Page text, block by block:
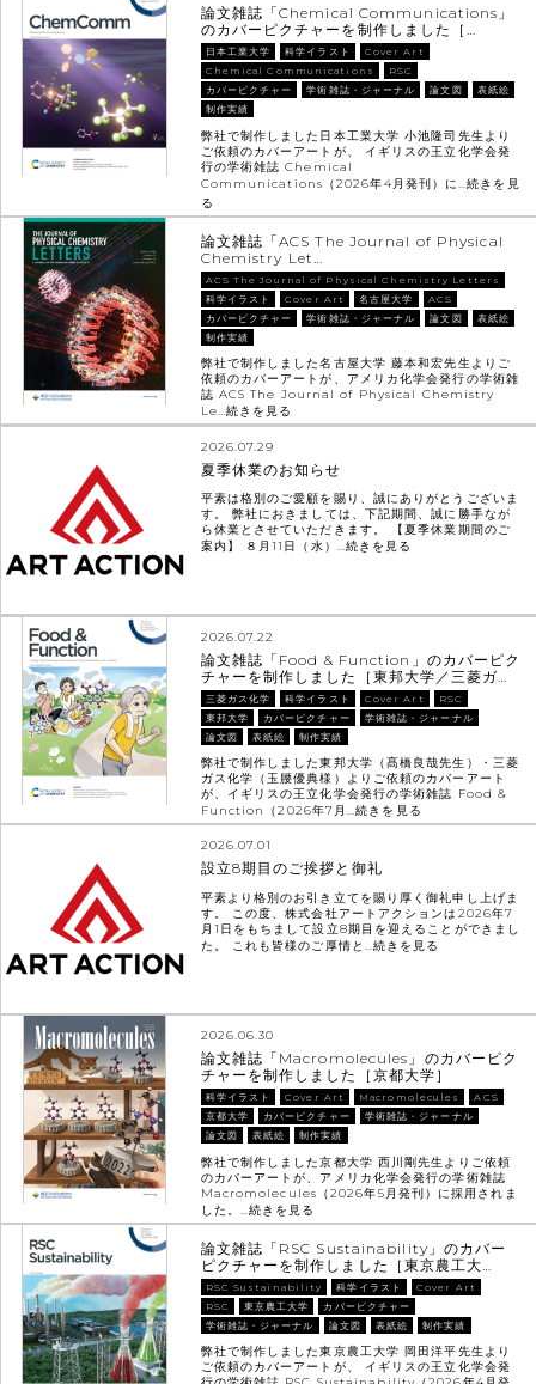
論文雑誌「Chemical Communications」
のカバーピクチャーを制作しました［…
日本工業大学 科学イラスト
Cover Art
Chemical Communications
RSC
カバーピクチャー
学術雑誌・ジャーナル 論文図
表紙絵
制作実績
弊社で制作しました日本工業大学 小池隆司先生より
ご依頼のカバーアートが、 イギリスの王立化学会発
行の学術雑誌 Chemical
Communications（2026年4月発刊）に…続きを見
る
論文雑誌「ACS The Journal of Physical
Chemistry Let…
ACS The Journal of Physical Chemistry Letters
科学イラスト
Cover Art 名古屋大学
ACS
カバーピクチャー
学術雑誌・ジャーナル 論文図
表紙絵
制作実績
弊社で制作しました名古屋大学 藤本和宏先生よりご
依頼のカバーアートが、アメリカ化学会発行の学術雑
誌 ACS The Journal of Physical Chemistry
Le…続きを見る
2026.07.29
夏季休業のお知らせ
平素は格別のご愛顧を賜り、誠にありがとうございま
す。 弊社におきましては、下記期間、誠に勝手なが
ら休業とさせていただきます。 【夏季休業期間のご
案内】 ８月11日（水）…続きを見る
2026.07.22
論文雑誌「Food & Function」のカバーピク
チャーを制作しました［東邦大学／三菱ガ…
三菱ガス化学 科学イラスト Cover Art
RSC
東邦大学
カバーピクチャー
学術雑誌・ジャーナル
論文図
表紙絵 制作実績
弊社で制作しました東邦大学（髙橋良哉先生）・三菱
ガス化学（玉腰優典様）よりご依頼のカバーアート
が、イギリスの王立化学会発行の学術雑誌 Food &
Function（2026年7月…続きを見る
2026.07.01
設立8期目のご挨拶と御礼
平素より格別のお引き立てを賜り厚く御礼申し上げま
す。 この度、株式会社アートアクションは2026年7
月1日をもちまして設立8期目を迎えることができまし
た。 これも皆様のご厚情と… 続きを見る
2026.06.30
論文雑誌「Macromolecules」のカバーピク
チャーを制作しました［京都大学］
科学イラスト Cover Art Macromolecules
ACS
京都大学
カバーピクチャー
学術雑誌・ジャーナル
論文図
表紙絵 制作実績
弊社で制作しました京都大学 西川剛先生よりご依頼
のカバーアートが、アメリカ化学会発行の学術雑誌
Macromolecules（2026年5月発刊）に採用されま
した。… 続きを見る
論文雑誌「RSC Sustainability」のカバー
ピクチャーを制作しました［東京農工大…
RSC Sustainability 科学イラスト
Cover Art
RSC
東京農工大学
カバーピクチャー
学術雑誌・ジャーナル
論文図 表紙絵 制作実績
弊社で制作しました東京農工大学 岡田洋平先生より
ご依頼のカバーアートが、 イギリスの王立化学会発